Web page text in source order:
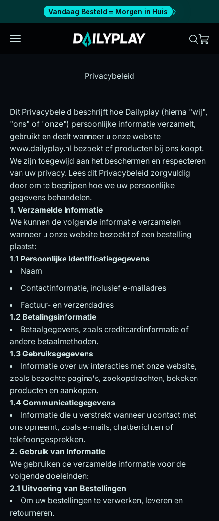
Vandaag Besteld = Morgen in Huis
Menu Dailyplay Zoeken
OVER ONS
Info
Verenigde Staten (USD $)
Nederlands
Privacybeleid
Dit Privacybeleid beschrijft hoe Dailyplay (hierna "wij",
"ons" of "onze") persoonlijke informatie verzamelt,
gebruikt en deelt wanneer u onze website
www.dailyplay.nl bezoekt of producten bij ons koopt.
We zijn toegewijd aan het beschermen en respecteren
van uw privacy. Lees dit Privacybeleid zorgvuldig
door om te begrijpen hoe we uw persoonlijke
gegevens behandelen.
1. Verzamelde Informatie
We kunnen de volgende informatie verzamelen
wanneer u onze website bezoekt of een bestelling
plaatst:
1.1 Persoonlijke Identificatiegegevens
Naam
Contactinformatie, inclusief e-mailadres
Factuur- en verzendadres
1.2 Betalingsinformatie
Betaalgegevens, zoals creditcardinformatie of
andere betaalmethoden.
1.3 Gebruiksgegevens
Informatie over uw interacties met onze website,
zoals bezochte pagina's, zoekopdrachten, bekeken
producten en aankopen.
1.4 Communicatiegegevens
Informatie die u verstrekt wanneer u contact met
ons opneemt, zoals e-mails, chatberichten of
telefoongesprekken.
2. Gebruik van Informatie
We gebruiken de verzamelde informatie voor de
volgende doeleinden:
2.1 Uitvoering van Bestellingen
Om uw bestellingen te verwerken, leveren en
retourneren.